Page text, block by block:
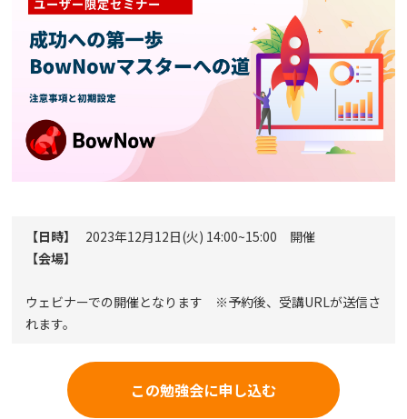
セミナー
お問い合わせ
代理店の方はこちら
【日時】 2023年12月12日(火) 14:00~15:00 開催
【会場】
ウェビナーでの開催となります ※予約後、受講URLが送信さ
れます。
この勉強会に申し込む